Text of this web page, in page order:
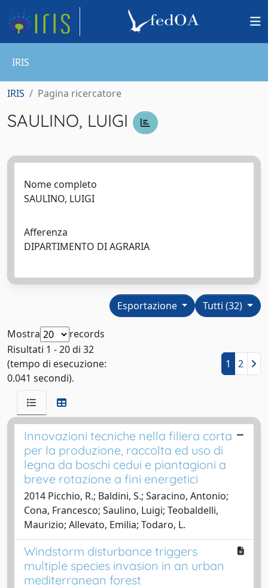
IRIS
IRIS Pagina ricercatore
SAULINO, LUIGI
Nome completo
SAULINO, LUIGI
Afferenza
DIPARTIMENTO DI AGRARIA
Tutti (32)
Esportazione
Mostra
records
Risultati 1 - 20 di 32
(tempo di esecuzione:
0.041 secondi).
1 2
Innovazioni tecniche nella filiera corta
per la produzione, raccolta ed uso di
legna da boschi cedui e piantagioni a
breve rotazione a fini energetici
2014 Picchio, R.; Baldini, S.; Saracino, Antonio;
Cona, Francesco; Saulino, Luigi; Teobaldelli,
Maurizio; Allevato, Emilia; Todaro, L.
Windstorm disturbance triggers
multiple species invasion in an urban
mediterranean forest